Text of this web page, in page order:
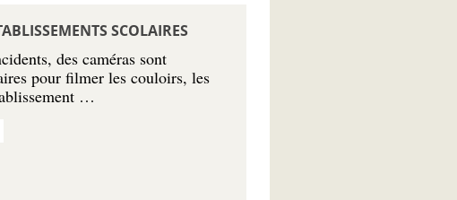
SCOLAIRES
des caméras sont
pour filmer les couloirs, les
…